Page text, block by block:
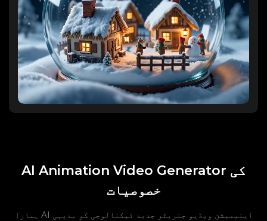
AI Animation Video Generator کی
خصوصیات
ہمارا AI اینیمیشن ویڈیو جنریٹر جدید ٹیکنالوجی کو بدیہی